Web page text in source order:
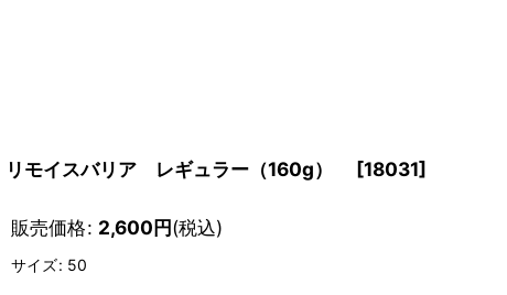
リモイスバリア レギュラー（160g） [18031]
販売価格: 2,600円(税込)
サイズ: 50